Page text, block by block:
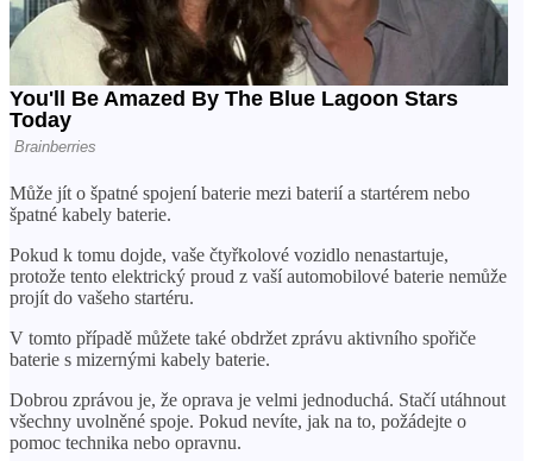
Může jít o špatné spojení baterie mezi baterií a startérem nebo
špatné kabely baterie.
Pokud k tomu dojde, vaše čtyřkolové vozidlo nenastartuje,
protože tento elektrický proud z vaší automobilové baterie nemůže
projít do vašeho startéru.
V tomto případě můžete také obdržet zprávu aktivního spořiče
baterie s mizernými kabely baterie.
Dobrou zprávou je, že oprava je velmi jednoduchá. Stačí utáhnout
všechny uvolněné spoje. Pokud nevíte, jak na to, požádejte o
pomoc technika nebo opravnu.